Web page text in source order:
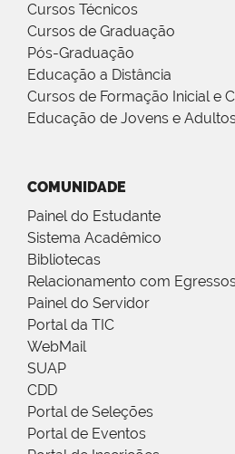
Cursos Técnicos
Cursos de Graduação
Pós-Graduação
Educação a Distância
Cursos de Formação Inicial e
Educação de Jovens e
COMUNIDADE
Painel do Estudante
Sistema Acadêmico
Bibliotecas
Relacionamento com
Painel do Servidor
Portal da TIC
WebMail
SUAP
CDD
Portal de Seleções
Portal de Eventos